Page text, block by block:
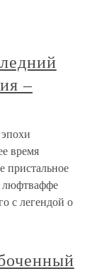
–
время
пристальное
с легендой о